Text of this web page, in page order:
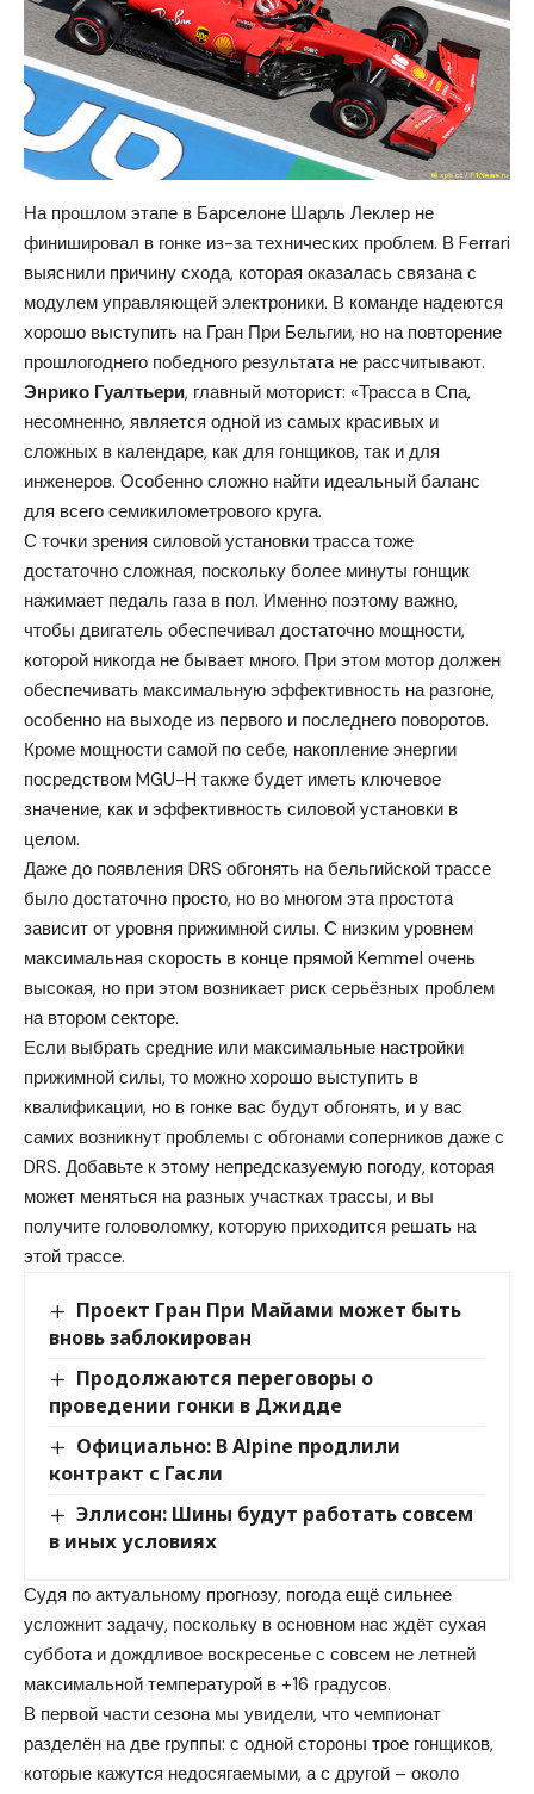
На прошлом этапе в Барселоне Шарль Леклер не
финишировал в гонке из-за технических проблем. В Ferrari
выяснили причину схода, которая оказалась связана с
модулем управляющей электроники. В команде надеются
хорошо выступить на Гран При Бельгии, но на повторение
прошлогоднего победного результата не рассчитывают.
Энрико Гуалтьери, главный моторист: «Трасса в Спа,
несомненно, является одной из самых красивых и
сложных в календаре, как для гонщиков, так и для
инженеров. Особенно сложно найти идеальный баланс
для всего семикилометрового круга.
С точки зрения силовой установки трасса тоже
достаточно сложная, поскольку более минуты гонщик
нажимает педаль газа в пол. Именно поэтому важно,
чтобы двигатель обеспечивал достаточно мощности,
которой никогда не бывает много. При этом мотор должен
обеспечивать максимальную эффективность на разгоне,
особенно на выходе из первого и последнего поворотов.
Кроме мощности самой по себе, накопление энергии
посредством MGU-H также будет иметь ключевое
значение, как и эффективность силовой установки в
целом.
Даже до появления DRS обгонять на бельгийской трассе
было достаточно просто, но во многом эта простота
зависит от уровня прижимной силы. С низким уровнем
максимальная скорость в конце прямой Kemmel очень
высокая, но при этом возникает риск серьёзных проблем
на втором секторе.
Если выбрать средние или максимальные настройки
прижимной силы, то можно хорошо выступить в
квалификации, но в гонке вас будут обгонять, и у вас
самих возникнут проблемы с обгонами соперников даже с
DRS. Добавьте к этому непредсказуемую погоду, которая
может меняться на разных участках трассы, и вы
получите головоломку, которую приходится решать на
этой трассе.
Проект Гран При Майами может быть
вновь заблокирован
Продолжаются переговоры о
проведении гонки в Джидде
Официально: В Alpine продлили
контракт с Гасли
Эллисон: Шины будут работать совсем
в иных условиях
Судя по актуальному прогнозу, погода ещё сильнее
усложнит задачу, поскольку в основном нас ждёт сухая
суббота и дождливое воскресенье с совсем не летней
максимальной температурой в +16 градусов.
В первой части сезона мы увидели, что чемпионат
разделён на две группы: с одной стороны трое гонщиков,
которые кажутся недосягаемыми, а с другой – около